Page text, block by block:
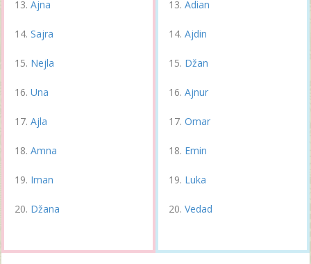
Ajna
Sajra
Nejla
Una
Ajla
Amna
Iman
Džana
Adian
Ajdin
Džan
Ajnur
Omar
Emin
Luka
Vedad